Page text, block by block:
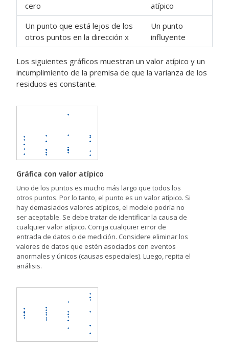
cero
atípico
Un punto que está lejos de los
otros puntos en la dirección x
Un punto
influyente
Los siguientes gráficos muestran un valor atípico y un
incumplimiento de la premisa de que la varianza de los
residuos es constante.
Gráfica con valor atípico
Uno de los puntos es mucho más largo que todos los
otros puntos. Por lo tanto, el punto es un valor atípico. Si
hay demasiados valores atípicos, el modelo podría no
ser aceptable. Se debe tratar de identificar la causa de
cualquier valor atípico. Corrija cualquier error de
entrada de datos o de medición. Considere eliminar los
valores de datos que estén asociados con eventos
anormales y únicos (causas especiales). Luego, repita el
análisis.